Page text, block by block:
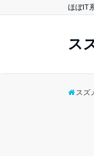
ほぼIT
ス
スズ